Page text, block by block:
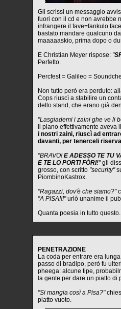
Gli scrissi un messaggio
fuori con il cd e non avrebbe
infrangere il fave=fankulo
bastato mandare qualcuno
maaaaaskio, prima dopo o
E Christian Meyer rispose: "
Perfetto.
Percfest = Galileo =
Non tutto però era perduto:
Cops riuscì a stabilire un
dello stand, che erano già
"Lasgiademi i zaini ghe ve li
Il piano effettivamente aveva
i nostri zaini, riuscì ad
davanti, per tenerceli
"BRAVO!E ADESSO TE TU
E TE LO PORTI FÒRI!"gli
grosso, con scritto "security"
PiombinoKastrox.
"Ragazzi, dov'è che siamo?"
"A PISA!!!"urlò unanime il
Quanta poesia in tutto questo.
PENETRAZIONE
La coda per entrare era
passo di bradipo, però fu
pheega: alcune tipe,
la gente per dare un piatto di
"Si mangia così a Pisa?"
piatto vuoto.